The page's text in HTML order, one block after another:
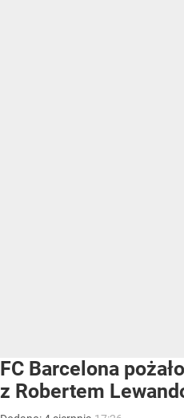
FC Barcelona
z Robertem